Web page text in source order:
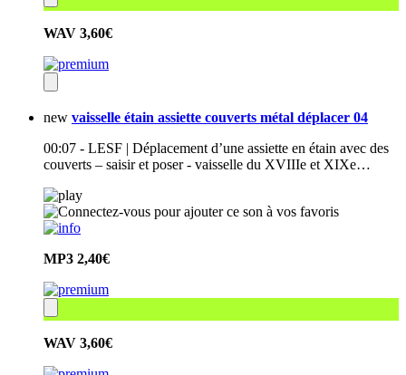
WAV 3,60€
new vaisselle étain assiette couverts métal déplacer 04
00:07 - LESF | Déplacement d’une assiette en étain avec des
couverts – saisir et poser - vaisselle du XVIIIe et XIXe…
MP3 2,40€
WAV 3,60€